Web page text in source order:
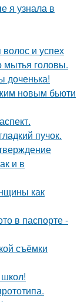
я узнала в
и успех
мытья головы.
доченька!
новым бьюти
пучок.
и в
как
в паспорте -
съёмки